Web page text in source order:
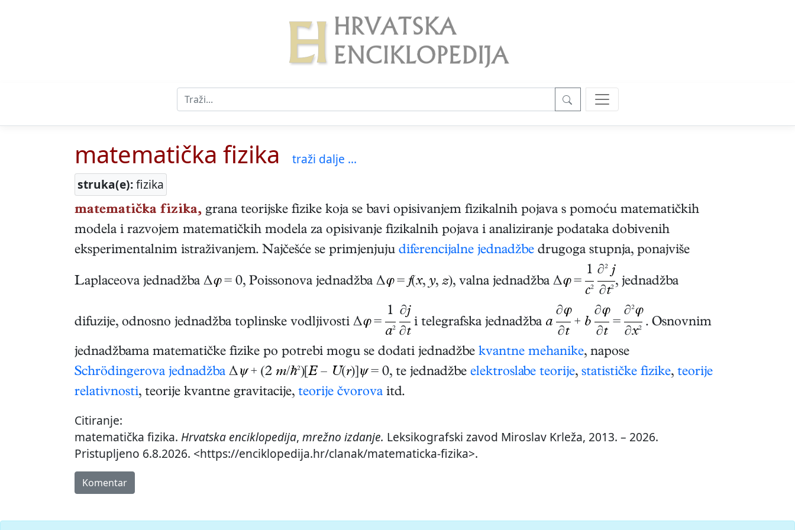
matematička fizika
traži dalje ...
struka(e):fizika
matematička fizika, grana teorijske fizike koja se bavi opisivanjem fizikalnih pojava s pomoću matematičkih
modela i razvojem matematičkih modela za opisivanje fizikalnih pojava i analiziranje podataka dobivenih
eksperimentalnim istraživanjem. Najčešće se primjenjuju diferencijalne jednadžbe drugoga stupnja, ponajviše
Laplaceova jednadžba Δφ= 0, Poissonova jednadžba Δφ=f(x, y, z), valna jednadžba Δφ=
1
c²
∂² j
∂t²
, jednadžba
difuzije, odnosno jednadžba toplinske vodljivosti Δφ=
1
a²
∂j
∂t
i telegrafska jednadžba a
∂φ
∂t
+ b
∂φ
∂t
=
∂²φ
∂x²
. Osnovnim
jednadžbama matematičke fizike po potrebi mogu se dodati jednadžbe kvantne mehanike, napose
Schrödingerova jednadžba Δψ+ (2 m/ћ²)[ E– U(r)] ψ= 0, te jednadžbe elektroslabe teorije, statističke fizike, teorije
relativnosti, teorije kvantne gravitacije, teorije čvorova itd.
Citiranje:
matematička fizika. Hrvatska enciklopedija, mrežno izdanje. Leksikografski zavod Miroslav Krleža, 2013. – 2026.
Pristupljeno 6.8.2026. <https://enciklopedija.hr/clanak/matematicka-fizika>.
Komentar